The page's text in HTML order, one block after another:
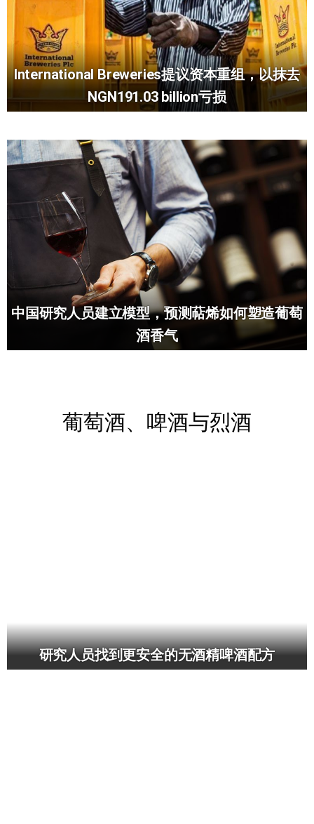
International Breweries提议资本重组，以抹去
NGN191.03 billion亏损
中国研究人员建立模型，预测萜烯如何塑造葡萄
酒香气
葡萄酒、啤酒与烈酒
研究人员找到更安全的无酒精啤酒配方